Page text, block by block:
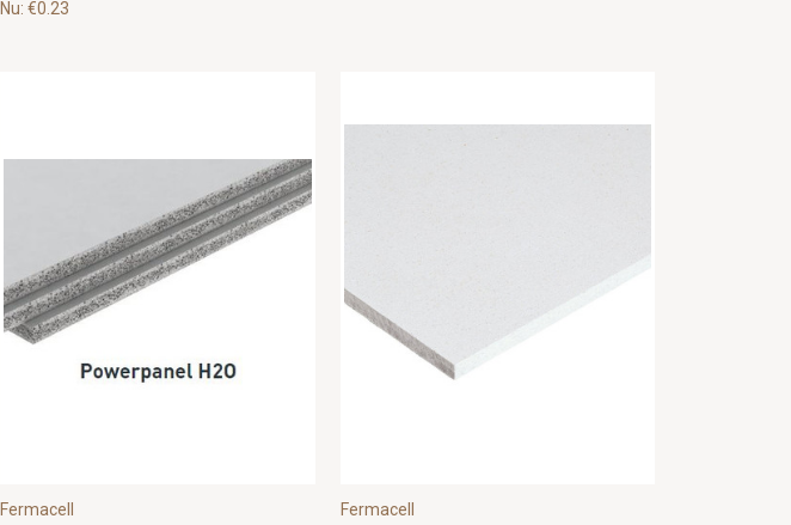
Nu:€0.23
Fermacell Fermacell